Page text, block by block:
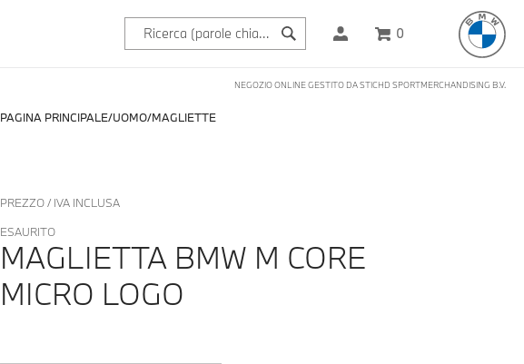
0
NEGOZIO ONLINE GESTITO DA STICHD SPORTMERCHANDISING B.V.
PAGINA PRINCIPALE UOMO MAGLIETTE
PREZZO / IVA INCLUSA
ESAURITO
MAGLIETTA BMW M CORE
MICRO LOGO